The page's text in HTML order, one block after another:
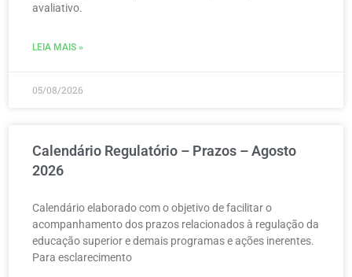
avaliativo.
LEIA MAIS »
05/08/2026
Calendário Regulatório – Prazos – Agosto
2026
Calendário elaborado com o objetivo de facilitar o
acompanhamento dos prazos relacionados à regulação da
educação superior e demais programas e ações inerentes.
Para esclarecimento